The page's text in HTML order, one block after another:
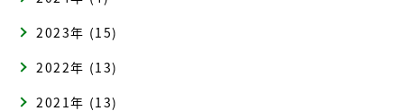
2023年 (15)
2022年 (13)
2021年 (13)